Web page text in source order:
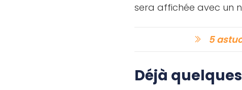
sera affichée avec un
5
Déjà